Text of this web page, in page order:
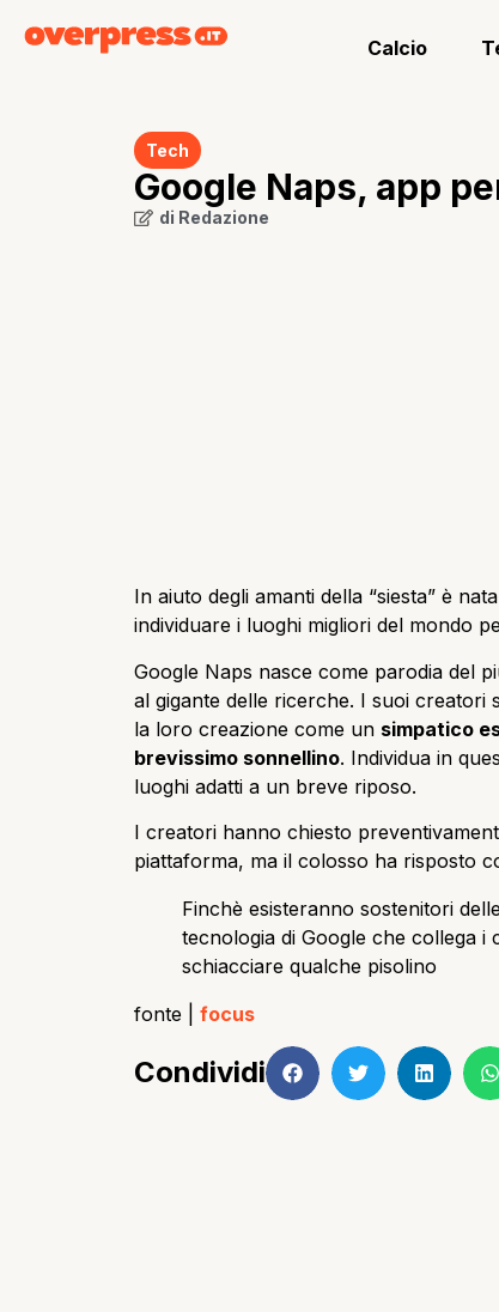
Calcio
Tech
Google Naps, app
di Redazione
In aiuto degli amanti della “siesta” è nata
individuare i luoghi migliori del mondo
Google Naps nasce come parodia del
al gigante delle ricerche. I suoi creatori
la loro creazione come un simpatico
brevissimo sonnellino. Individua in
luoghi adatti a un breve riposo.
I creatori hanno chiesto
piattaforma, ma il colosso ha risposto
Finchè esisteranno sostenitori
tecnologia di Google che collega i
schiacciare qualche pisolino
fonte | focus
Condividi